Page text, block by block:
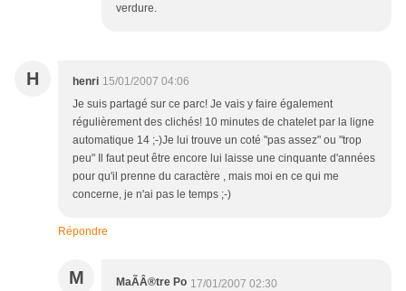
verdure.
H henri 15/01/2007 04:06
Je suis partagé sur ce parc! Je vais y faire également
régulièrement des clichés! 10 minutes de chatelet par la ligne
automatique 14 ;-)Je lui trouve un coté "pas assez" ou "trop
peu" Il faut peut être encore lui laisse une cinquante d'années
pour qu'il prenne du caractère , mais moi en ce qui me
concerne, je n'ai pas le temps ;-)
Répondre
M MaÃÂ®tre Po 17/01/2007 02:30